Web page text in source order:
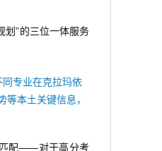
划”的三位一体服务
专业在克拉玛依
本土关键信息，
匹配——对于高分考